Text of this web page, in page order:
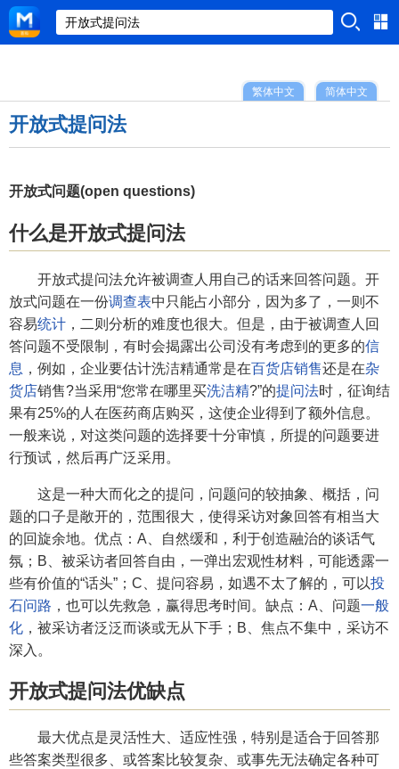
简体中文
繁体中文
开放式提问法
开放式问题(open questions)
什么是开放式提问法
开放式提问法允许被调查人用自己的话来回答问题。开
放式问题在一份调查表中只能占小部分，因为多了，一则不
容易统计 ，二则分析的难度也很大。但是，由于被调查人回
答问题不受限制，有时会揭露出公司没有考虑到的更多的信
息 ，例如，企业要估计洗洁精通常是在百货店销售还是在杂
货店销售?当采用“您常在哪里买洗洁精?”的提问法时，征询结
果有25%的人在医药商店购买，这使企业得到了额外信息。
一般来说，对这类问题的选择要十分审慎，所提的问题要进
行预试，然后再广泛采用。
这是一种大而化之的提问，问题问的较抽象、概括，问
题的口子是敞开的，范围很大，使得采访对象回答有相当大
的回旋余地。优点：A、自然缓和，利于创造融治的谈话气
氛；B、被采访者回答自由，一弹出宏观性材料，可能透露一
些有价值的“话头”；C、提问容易，如遇不太了解的，可以投
石问路 ，也可以先救急，赢得思考时间。缺点：A、问题一般
化 ，被采访者泛泛而谈或无从下手；B、焦点不集中，采访不
深入。
开放式提问法优缺点
最大优点是灵活性大、适应性强，特别是适合于回答那
些答案类型很多、或答案比较复杂、或事先无法确定各种可